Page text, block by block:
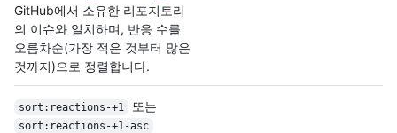
GitHub에서 소유한 리포지토리
의 이슈와 일치하며, 반응 수를
오름차순(가장 적은 것부터 많은
것까지)으로 정렬합니다.
sort:reactions-+1 또는
sort:reactions-+1-asc